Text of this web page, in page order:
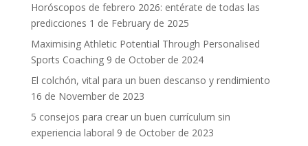
Horóscopos de febrero 2026: entérate de todas las
predicciones 1 de February de 2025
Maximising Athletic Potential Through Personalised
Sports Coaching 9 de October de 2024
El colchón, vital para un buen descanso y rendimiento
16 de November de 2023
5 consejos para crear un buen currículum sin
experiencia laboral 9 de October de 2023